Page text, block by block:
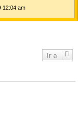
12:04 am
Ir a